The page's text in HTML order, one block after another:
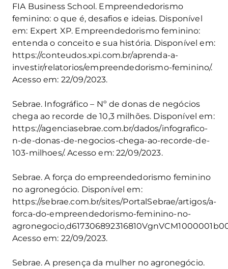
FIA Business School. Empreendedorismo
feminino: o que é, desafios e ideias. Disponível
em: Expert XP. Empreendedorismo feminino:
entenda o conceito e sua história. Disponível em:
https://conteudos.xpi.com.br/aprenda-a-
investir/relatorios/empreendedorismo-feminino/.
Acesso em: 22/09/2023.
Sebrae. Infográfico – Nº de donas de negócios
chega ao recorde de 10,3 milhões. Disponível em:
https://agenciasebrae.com.br/dados/infografico-
n-de-donas-de-negocios-chega-ao-recorde-de-
103-milhoes/. Acesso em: 22/09/2023.
Sebrae. A força do empreendedorismo feminino
no agronegócio. Disponível em:
https://sebrae.com.br/sites/PortalSebrae/artigos/a-
forca-do-empreendedorismo-feminino-no-
Acesso em: 22/09/2023.
Sebrae. A presença da mulher no agronegócio.